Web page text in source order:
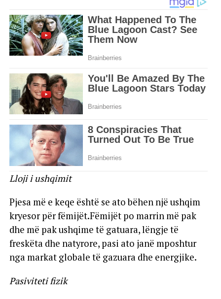
Lloji i ushqimit
Pjesa më e keqe është se ato bëhen një ushqim
kryesor për fëmijët.Fëmijët po marrin më pak
dhe më pak ushqime të gatuara, lëngje të
freskëta dhe natyrore, pasi ato janë mposhtur
nga markat globale të gazuara dhe energjike.
Pasiviteti fizik